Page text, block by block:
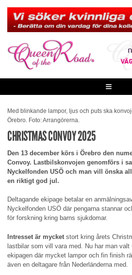
content
≡
Med blinkande lampor, ljus och puts ska
Örebro. Foto: Arrangörerna.
CHRISTMAS CONVOY 2025
Den 13 december körs i Örebro den
Convoy. Lastbilskonvojen genomförs i
Nyckelfonden USÖ och man vill önska
en riktigt god jul.
Deltagande ekipage betalar en
Nyckelfonden USÖ där pengarna stannar
för forskning kring barns sjukdomar.
Intresset är mycket stort kring årets
lastbilar som vill vara med. Nu har man
ekipagen där mycket lampor och fin finish
även en deltagare från Nederländerna med.